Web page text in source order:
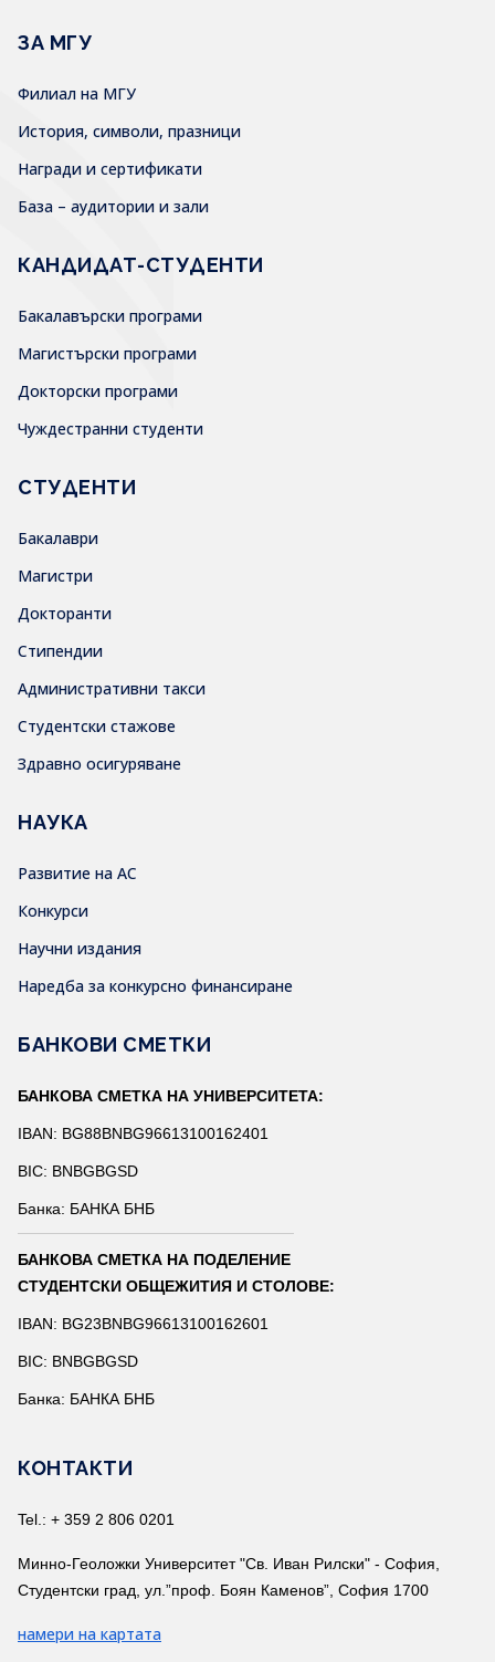
ЗА МГУ
Филиал на МГУ
История, символи, празници
Награди и сертификати
База – аудитории и зали
КАНДИДАТ-СТУДЕНТИ
Бакалавърски програми
Магистърски програми
Докторски програми
Чуждестранни студенти
СТУДЕНТИ
Бакалаври
Магистри
Докторанти
Стипендии
Административни такси
Студентски стажове
Здравно осигуряване
НАУКА
Развитие на АС
Конкурси
Научни издания
Наредба за конкурсно финансиране
БАНКОВИ СМЕТКИ
БАНКОВА СМЕТКА НА УНИВЕРСИТЕТА:
IBAN: BG88BNBG96613100162401
BIC: BNBGBGSD
Банка: БАНКА БНБ
БАНКОВА СМЕТКА НА ПОДЕЛЕНИЕ
СТУДЕНТСКИ ОБЩЕЖИТИЯ И СТОЛОВЕ:
IBAN: BG23BNBG96613100162601
BIC: BNBGBGSD
Банка: БАНКА БНБ
КОНТАКТИ
Tel.: + 359 2 806 0201
Минно-Геоложки Университет "Св. Иван Рилски" - София,
Студентски град, ул.”проф. Боян Каменов”, София 1700
намери на картата